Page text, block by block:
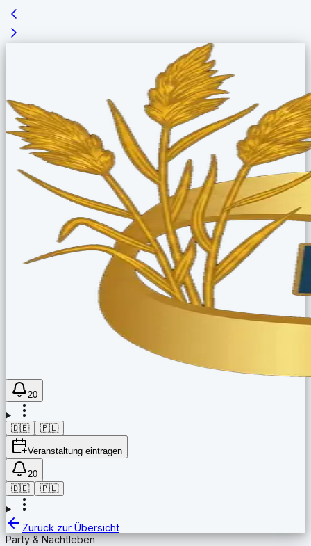
20
🇩🇪 🇵🇱
Veranstaltung eintragen
20
🇩🇪
🇵🇱
Zurück zur Übersicht
Party & Nachtleben